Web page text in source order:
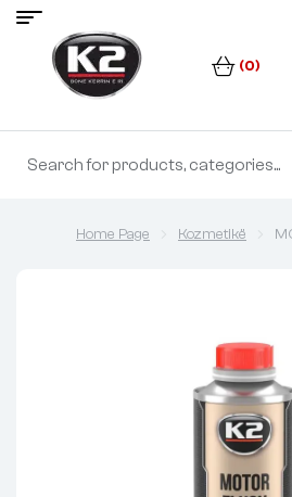
(0)
Home Page Kozmetikë